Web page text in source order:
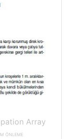
Array
ÖNLEME